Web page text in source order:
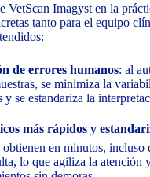
VetScan Imagyst en la
tanto para el equipo
de errores humanos: al
se minimiza la
y se estandariza la
más rápidos y
obtienen en minutos, incluso
lo que agiliza la atención